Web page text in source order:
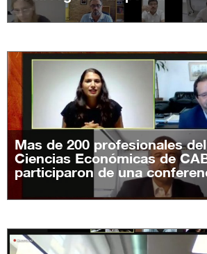
Mas de 200 profesionales
Ciencias Económicas de
participaron de una